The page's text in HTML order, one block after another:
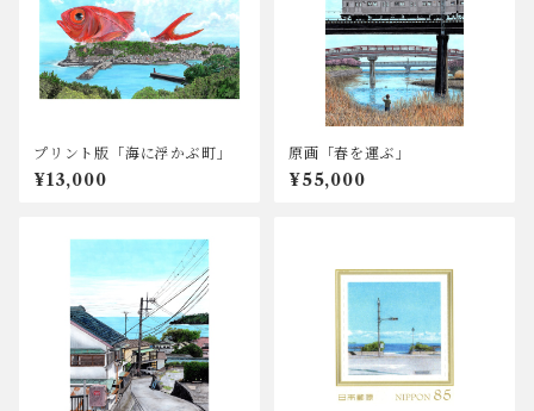
プリント版「海に浮かぶ町」
¥13,000
原画「春を運ぶ」
¥55,000